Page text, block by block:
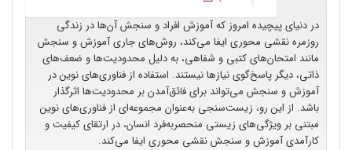
در دنیای پیچیده امروز که آموزش افراد و سنجش آن‌ها در زندگی
روزمره نقشی محوری ایفا می‌کند، روش‌های جاری آموزش و سنجش
مانند امتحان‌های کتبی و شفاهی، به دلیل محدودیت‌ها و ضعف‌های
ذاتی، دیگر پاسخ‌گوی نیازها نیستند. استفاده از فناوری‌های نوین در
آموزش و سنجش می‌تواند برای فائق‌آمدن بر محدودیت‌ها اثرگذار
باشد. از این رو، زیست‌سنجی به‌عنوان مجموعه‌ای از فناوری‌های نوین
مبتنی بر ویژگی‌های زیستی منحصربه‌فرد انسان، در ارتقای کیفیت و
کارآمدی آموزش و سنجش نقشی محوری ایفا می‌کند.